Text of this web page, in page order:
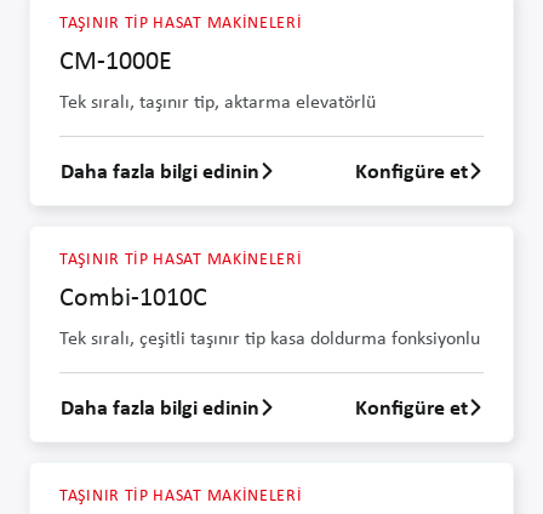
TAŞINIR TIP HASAT MAKINELERI
CM-1000E
Tek sıralı, taşınır tip, aktarma elevatörlü
CM-1000E hakkında daha fazla bilgi edin
Daha fazla bilgi edinin Konfigüre et
TAŞINIR TIP HASAT MAKINELERI
Combi-1010C
Tek sıralı, çeşitli taşınır tip kasa doldurma fonksiyonlu
Combi-1010C hakkında daha fazla bilgi
Daha fazla bilgi edinin Konfigüre et
TAŞINIR TIP HASAT MAKINELERI